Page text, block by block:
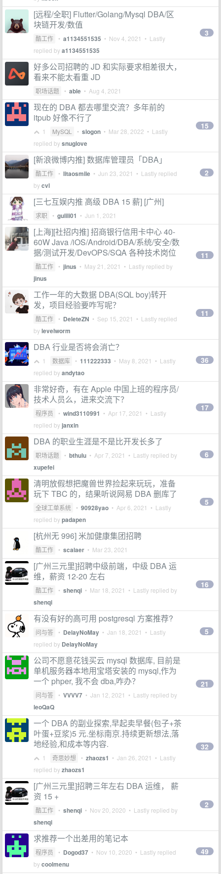
[远程/全职] Flutter/Golang/Mysql DBA/区
块链开发/数值
酷工作 • a1134551535 • Nov 4, 2021 • Lastly
replied bya1134551535
3
好多公司招聘的 JD 和实际要求相差很大，
看来不能太看重 JD
职场话题 • able • Aug 4, 2021
现在的 DBA 都去哪里交流？多年前的
itpub 好像不行了
1 MySQL • slogon • Mar 28, 2022 • Lastly
replied bysnuglove
15
[新浪微博内推] 数据库管理员「DBA」
酷工作 • litaosmile • Jun 23, 2021 • Lastly replied
bycvl
2
[三七互娱内推 高级 DBA 15 薪] [广州]
求职 • gulili01 • Jun 1, 2021
[上海][社招内推] 招商银行信用卡中心 40-
60W Java /iOS/Android/DBA/系统/安全/数
据/测试开发/DevOPS/SQA 各种技术岗位
酷工作 • jinus • May 21, 2021 • Lastly replied by
jinus
11
工作一年的大数据 DBA(SQL boy)转开
发，项目经验要咋写呢？
酷工作 • DeleteZN • Sep 15, 2021 • Lastly replied
bylevelworm
11
DBA 行业是否将会消亡？
1 数据库 • 111222333 • May 8, 2021 • Lastly
replied byandytao
36
非常好奇，有在 Apple 中国上班的程序员/
技术人员么，进来交流下？
程序员 • wind3110991 • Apr 17, 2021 • Lastly
replied by janxin
17
DBA 的职业生涯是不是比开发长多了
职场话题 • bthulu • Apr 7, 2021 • Lastly replied by
xupefei
6
清明放假想把魔兽世界捡起来玩玩，准备
玩下 TBC 的，结果听说网易 DBA 删库了
全球工单系统 • 90928yao • Apr 6, 2021 • Lastly
replied bypadapen
5
[杭州无 996] 米加健康集团招聘
酷工作 • scalaer • Mar 23, 2021
[广州三元里]招聘中级前端，中级 DBA 运
维，薪资 12-20 左右
酷工作 • shenqi • Mar 18, 2021 • Lastly replied by
shenqi
16
有没有好的高可用 postgresql 方案推荐?
问与答 • DelayNoMay • Jan 18, 2021 • Lastly
replied by DelayNoMay
5
公司不愿意花钱买云 mysql 数据库, 目前是
单机服务器本地用宝塔安装的 mysql,作为
一个 phper, 我不会 dba,咋办？
问与答 • VVVV7 • Jan 12, 2021 • Lastly replied by
leoQaQ
21
一个 DBA 的副业探索,早起卖早餐(包子+茶
叶蛋+豆浆)5 元.坐标南京.持续更新想法,落
地经验,和成本等内容.
1 奇思妙想 • zhaozs1 • Jan 26, 2021 • Lastly
replied byzhaozs1
32
[广州三元里]招聘三年左右 DBA 运维， 薪
资 15 +
酷工作 • shenqi • Nov 20, 2020 • Lastly replied by
shenqi
2
求推荐一个出差用的笔记本
程序员 • Dogod37 • Nov 10, 2020 • Lastly replied
bycoolmenu
49